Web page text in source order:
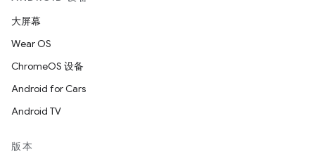
大屏幕
Wear OS
ChromeOS 设备
Android for Cars
Android TV
版本